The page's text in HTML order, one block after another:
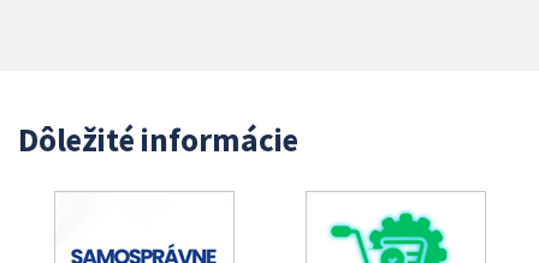
Dôležité informácie